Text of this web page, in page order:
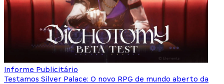
Informe Publicitário
Testamos Silver Palace: O novo RPG de mundo aberto da